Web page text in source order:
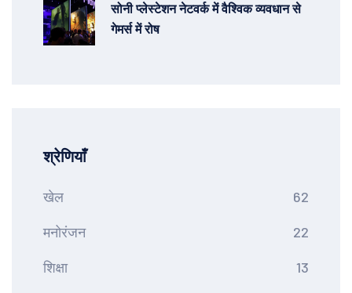
सोनी प्लेस्टेशन नेटवर्क में वैश्विक व्यवधान से
गेमर्स में रोष
श्रेणियाँ
खेल 62
मनोरंजन 22
शिक्षा 13